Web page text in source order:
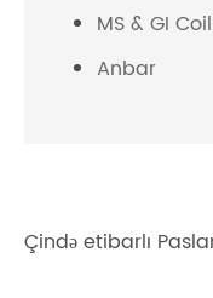
MS & GI Coil
Anbar
Çində etibarlı